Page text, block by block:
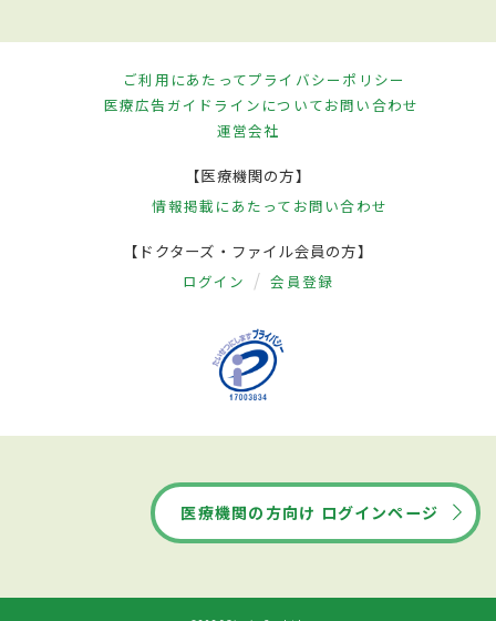
ご利用にあたってプライバシーポリシー
医療広告ガイドラインについてお問い合わせ
運営会社
【医療機関の方】
情報掲載にあたって お問い合わせ
【ドクターズ・ファイル会員の方】
ログイン 会員登録
医療機関の方向け ログインページ